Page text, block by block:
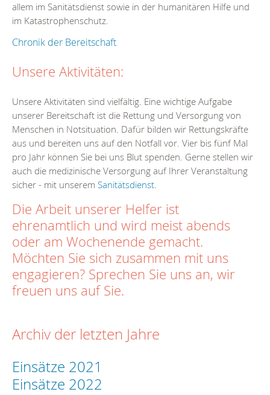
allem im Sanitätsdienst sowie in der humanitären Hilfe und
im Katastrophenschutz.
Chronik der Bereitschaft
Unsere Aktivitäten:
Unsere Aktivitäten sind vielfältig. Eine wichtige Aufgabe
unserer Bereitschaft ist die Rettung und Versorgung von
Menschen in Notsituation. Dafür bilden wir Rettungskräfte
aus und bereiten uns auf den Notfall vor. Vier bis fünf Mal
pro Jahr können Sie bei uns Blut spenden. Gerne stellen wir
auch die medizinische Versorgung auf Ihrer Veranstaltung
sicher - mit unserem Sanitätsdienst.
Die Arbeit unserer Helfer ist
ehrenamtlich und wird meist abends
oder am Wochenende gemacht.
Möchten Sie sich zusammen mit uns
engagieren? Sprechen Sie uns an, wir
freuen uns auf Sie.
Archiv der letzten Jahre
Einsätze 2021
Einsätze 2022